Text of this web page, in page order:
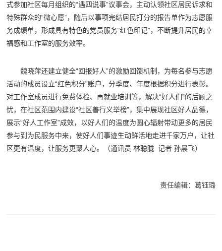
式参加社区每月组织的“遇四说事”议事会，主动认领社区居民诉求和
特殊群众的“微心愿”，随后以事项完结居民打分的报告单作为志愿服
务成绩单，形成具有特色的党员服务“红色印记”，不断提升居民的幸
福感和工作室的服务效率。
魏晓萍还建立健全“回报好人”的激励回馈机制，为每名参与志愿
活动的成员设立“红色积分”账户，分季度、年度根据积分进行表彰。
对工作室成员进行免费体检、再就业培训等，解决“好人们”的后顾之
忧，在社区范围内建设“社区善行义举榜”，集中展现社区好人品德，
展示“好人工作室”成效，以好人们的温度为圆心辐射带动更多的居民
参与到为民服务中来，使好人们事迹生动鲜活地走进千家万户，让社
区更有温度，让服务更聚人心。（通讯员 林聪胧记者 孙晨飞）
责任编辑：葛钰璐